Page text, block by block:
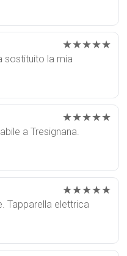
★★★★★
sostituito la mia
★★★★★
a Tresignana.
★★★★★
Tapparella elettrica